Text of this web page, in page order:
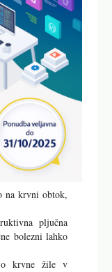
na krvni obtok,
pljučna
bolezni lahko
krvne žile v